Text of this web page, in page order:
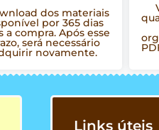
dos materiais
por 365 dias
a compra. Após esse
será necessário
novamente.
Links úteis